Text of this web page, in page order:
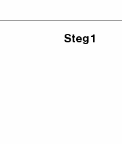
Steg 1